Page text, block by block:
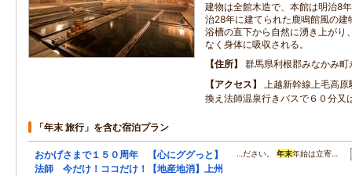
建物は全館木造で、本館は明治8
治28年に建てられた鹿鳴館風の
浴槽の直下から自然に湧き上がり
なく身体に吸収される。
住所
群馬県利根郡みなかみ町
アクセス
上越新幹線上毛高
換え法師温泉行きバスで６０分又
「年末 旅行」を含む宿泊プラン
おかげさまで１５０周年 【心にググっと】
法師 今だけ！ココだけ！【地産地消】上州
…ださい。年末年始は立寄…